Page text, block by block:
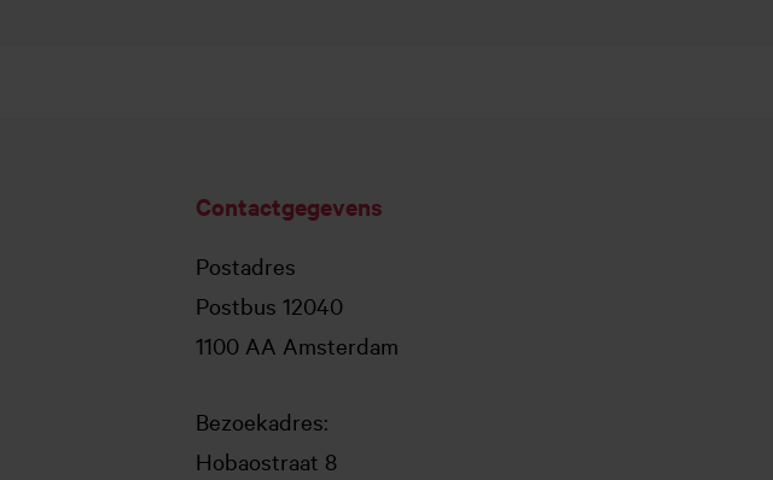
Contactgegevens
Postadres
Postbus 12040
1100 AA Amsterdam
Bezoekadres:
Hobaostraat 8